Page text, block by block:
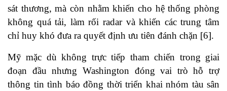
sát thương, mà còn nhằm khiến cho hệ thống phòng
không quá tải, làm rối radar và khiến các trung tâm
chỉ huy khó đưa ra quyết định ưu tiên đánh chặn [6].
Mỹ mặc dù không trực tiếp tham chiến trong giai
đoạn đầu nhưng Washington đóng vai trò hỗ trợ
thông tin tình báo đồng thời triển khai nhóm tàu sân